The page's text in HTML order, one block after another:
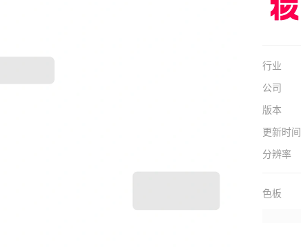
行业
公司
版本
更新时间
分辨率
色板